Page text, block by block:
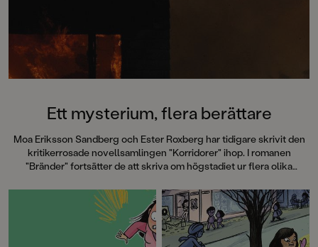
Ett mysterium, flera berättare
Moa Eriksson Sandberg och Ester Roxberg har tidigare skrivit den
kritikerrosade novellsamlingen "Korridorer" ihop. I romanen
"Bränder" fortsätter de att skriva om högstadiet ur flera olika
klass, hemligheter, skam och jublande lycka.